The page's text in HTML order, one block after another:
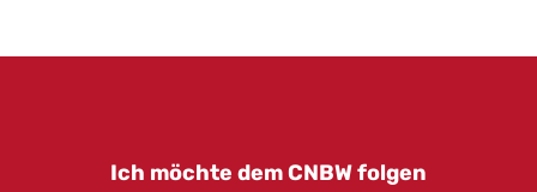
Ich möchte dem CNBW folgen